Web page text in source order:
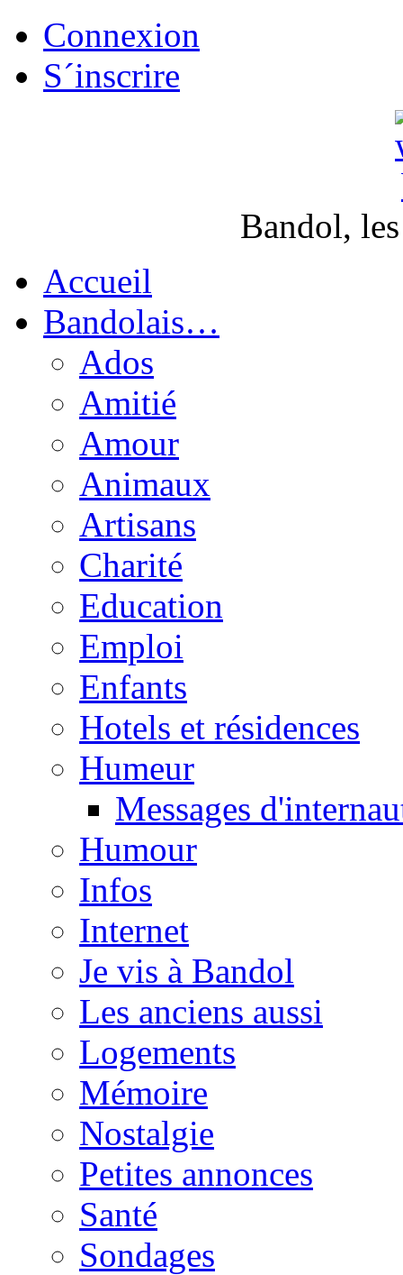
Connexion
S´inscrire
Bandol,
Accueil
Bandolais…
Ados
Amitié
Amour
Animaux
Artisans
Charité
Education
Emploi
Enfants
Hotels et résidences
Humeur
Messages
Humour
Infos
Internet
Je vis à Bandol
Les anciens aussi
Logements
Mémoire
Nostalgie
Petites annonces
Santé
Sondages